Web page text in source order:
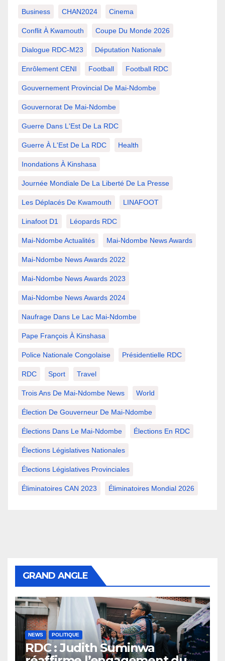
Business CHAN2024 Cinema
Conflit À Kwamouth Coupe Du Monde 2026
Dialogue RDC-M23 Députation Nationale
Enrôlement CENI Football Football RDC
Gouvernement Provincial De Mai-Ndombe
Gouvernorat De Mai-Ndombe
Guerre Dans L'Est De La RDC
Guerre À L'Est De La RDC Health
Inondations À Kinshasa
Journée Mondiale De La Liberté De La Presse
Les Déplacés De Kwamouth LINAFOOT
Linafoot D1 Léopards RDC
Mai-Ndombe Actualités Mai-Ndombe News Awards
Mai-Ndombe News Awards 2022
Mai-Ndombe News Awards 2023
Mai-Ndombe News Awards 2024
Naufrage Dans Le Lac Mai-Ndombe
Pape François À Kinshasa
Police Nationale Congolaise Présidentielle RDC
RDC Sport Travel
Trois Ans De Mai-Ndombe News World
Élection De Gouverneur De Mai-Ndombe
Élections Dans Le Mai-Ndombe Élections En RDC
Élections Législatives Nationales
Élections Législatives Provinciales
Éliminatoires CAN 2023 Éliminatoires Mondial 2026
GRAND ANGLE
NEWS POLITIQUE
RDC : Judith Suminwa